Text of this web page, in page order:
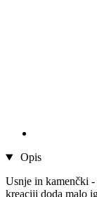
Opis
Usnje in kamenčki -
kreaciji doda malo